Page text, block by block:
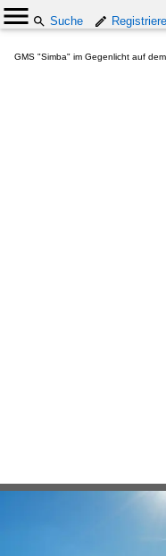
Suche
GMS "Simba" im Gegenlicht auf